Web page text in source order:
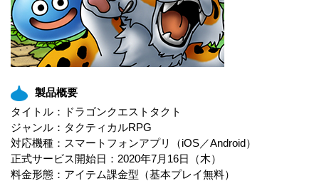
製品概要
タイトル：ドラゴンクエストタクト
ジャンル：タクティカルRPG
対応機種：スマートフォンアプリ（iOS／Android）
正式サービス開始日：2020年7月16日（木）
料金形態：アイテム課金型（基本プレイ無料）